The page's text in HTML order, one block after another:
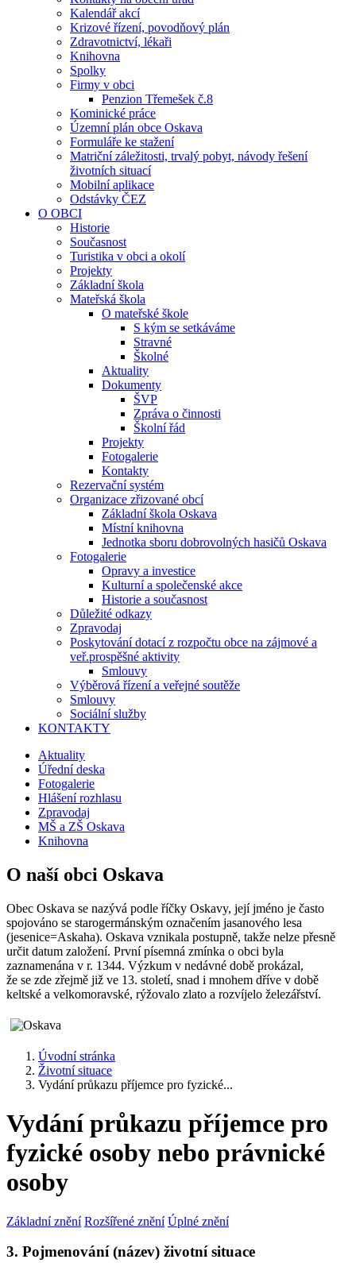
Kalendář akcí
Krizové řízení, povodňový plán
Zdravotnictví, lékaři
Knihovna
Spolky
Firmy v obci
Penzion Třemešek č.8
Kominické práce
Územní plán obce Oskava
Formuláře ke stažení
Matriční záležitosti, trvalý pobyt, návody řešení
životních situací
Mobilní aplikace
Odstávky ČEZ
O OBCI
Historie
Současnost
Turistika v obci a okolí
Projekty
Základní škola
Mateřská škola
O mateřské škole
S kým se setkáváme
Stravné
Školné
Aktuality
Dokumenty
ŠVP
Zpráva o činnosti
Školní řád
Projekty
Fotogalerie
Kontakty
Rezervační systém
Organizace zřizované obcí
Základní škola Oskava
Místní knihovna
Jednotka sboru dobrovolných hasičů Oskava
Fotogalerie
Opravy a investice
Kulturní a společenské akce
Historie a současnost
Důležité odkazy
Zpravodaj
Poskytování dotací z rozpočtu obce na zájmové a
veř.prospěšné aktivity
Smlouvy
Výběrová řízení a veřejné soutěže
Smlouvy
Sociální služby
KONTAKTY
Aktuality
Úřední deska
Fotogalerie
Hlášení rozhlasu
Zpravodaj
MŠ a ZŠ Oskava
Knihovna
O naší obci Oskava
Obec Oskava se nazývá podle říčky Oskavy, její jméno je často
spojováno se starogermánským označením jasanového lesa
(jesenice=Askaha). Oskava vznikala postupně, takže nelze přesně
určit datum založení. První písemná zmínka o obci byla
zaznamenána v r. 1344. Výzkum v nedávné době prokázal,
že se zde zřejmě již ve 13. století, snad i mnohem dříve v době
keltské a velkomoravské, rýžovalo zlato a rozvíjelo železářství.
Úvodní stránka
Životní situace
Vydání průkazu příjemce pro fyzické...
Vydání průkazu příjemce pro
fyzické osoby nebo právnické
osoby
Základní znění Rozšířené znění Úplné znění
3. Pojmenování (název) životní situace